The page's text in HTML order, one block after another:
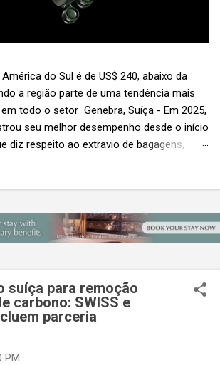
do Sul é de US$ 240, abaixo da
a região parte de uma tendência mais
todo o setor Genebra, Suíça - Em 2025,
seu melhor desempenho desde o início
diz respeito ao extravio de bagagens,
de 2026 da SITA, a 20ª edição anual
de referência à indústria. (© SITA)
bilhões anualmente. Cada mala
custo médio de US$ 260. Com um
apenas US$ 8 por passageiro, uma mala
de mais de 30 assentos vendidos, e
suíça para remoção
carbono: SWISS e
parceria
PM